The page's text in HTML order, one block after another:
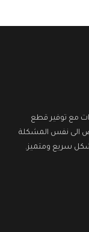
مع توفير قطع
الى نفس المشكلة
بشكل سريع ومتميز.